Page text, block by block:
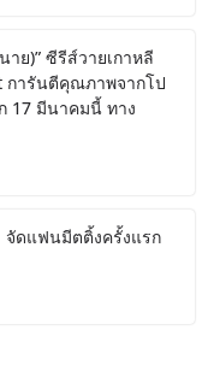
าย)” ซีรีส์วายเกาหลี
การันตีคุณภาพจากโป
17 มีนาคมนี้ ทาง
ดแฟนมีตติ้งครั้งแรก